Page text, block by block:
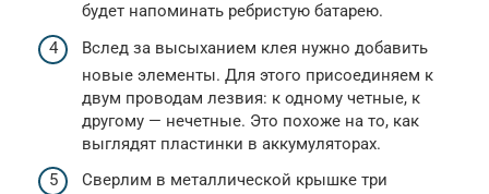
будет напоминать ребристую батарею.
Вслед за высыханием клея нужно добавить
новые элементы. Для этого присоединяем к
двум проводам лезвия: к одному четные, к
другому — нечетные. Это похоже на то, как
выглядят пластинки в аккумуляторах.
Сверлим в металлической крышке три